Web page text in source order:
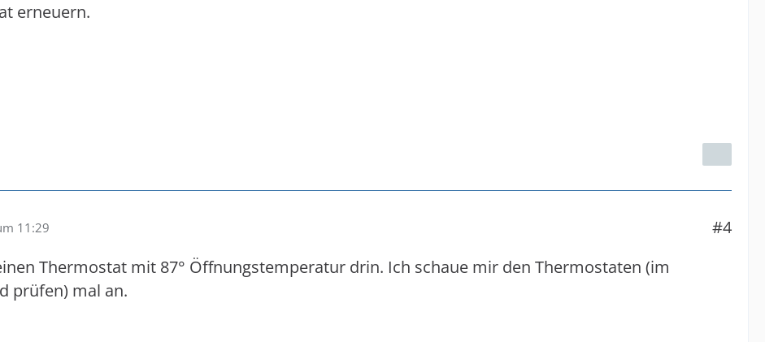
erneuern.
11:29
#4
Thermostat mit 87° Öffnungstemperatur drin. Ich schaue mir den Thermostaten (im
prüfen) mal an.